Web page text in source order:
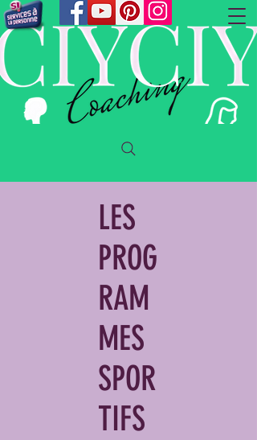
LES
PROG
RAM
MES
SPOR
TIFS